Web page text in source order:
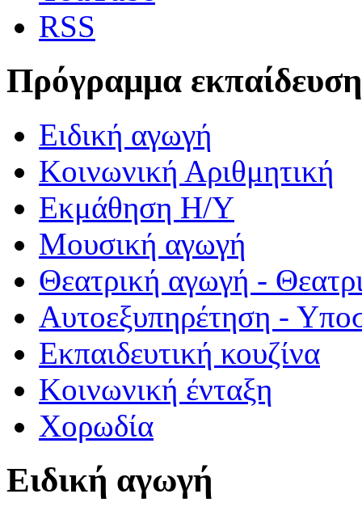
RSS
Πρόγραμμα
Ειδική αγωγή
Κοινωνική Αριθμητική
Εκμάθηση Η/Υ
Μουσική αγωγή
Θεατρική αγωγή -
Αυτοεξυπηρέτηση -
Εκπαιδευτική κουζίνα
Κοινωνική ένταξη
Χορωδία
Ειδική αγωγή